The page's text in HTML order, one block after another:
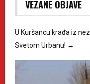
VEZANE OBJAVE
U Kuršancu krađa iz
Svetom Urbanu! →